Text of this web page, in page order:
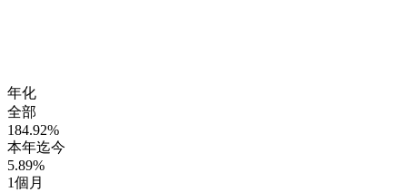
年化
全部
184.92%
本年迄今
5.89%
1個月